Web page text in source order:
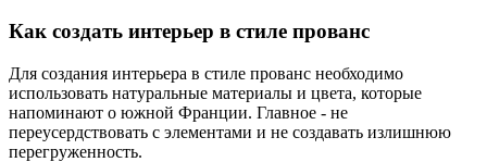
Как создать интерьер в стиле прованс
Для создания интерьера в стиле прованс необходимо
использовать натуральные материалы и цвета, которые
напоминают о южной Франции. Главное - не
переусердствовать с элементами и не создавать излишнюю
перегруженность.